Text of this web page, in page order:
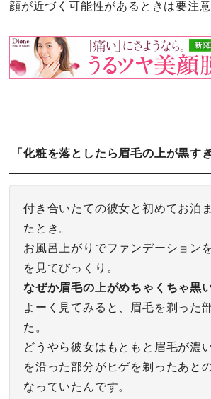
顔が近づく可能性があるときは要注意
「化粧を落としたら眉毛の上が黒す
付き合いたての彼女と初めてお泊
たとき。
お風呂上がりでファンデーション
を見てびっくり。
なぜか眉毛の上がめちゃくちゃ黒
よーく見てみると、眉毛を剃った
た。
どうやら彼女はもともと眉毛が濃
を沿った部分がヒゲを剃ったあと
なっていたんです。